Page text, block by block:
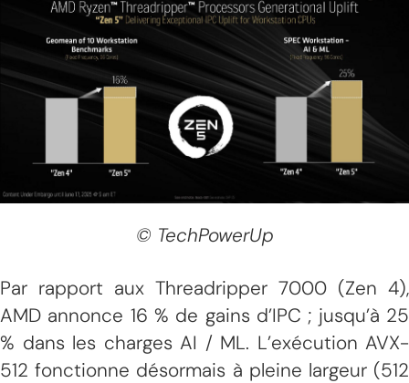
© TechPowerUp
Par rapport aux Threadripper 7000 (Zen 4),
AMD annonce 16 % de gains d’IPC ; jusqu’à 25
% dans les charges AI / ML. L’exécution AVX-
512 fonctionne désormais à pleine largeur (512